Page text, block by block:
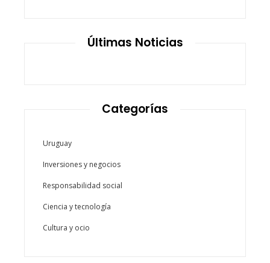
Últimas Noticias
Categorías
Uruguay
Inversiones y negocios
Responsabilidad social
Ciencia y tecnología
Cultura y ocio